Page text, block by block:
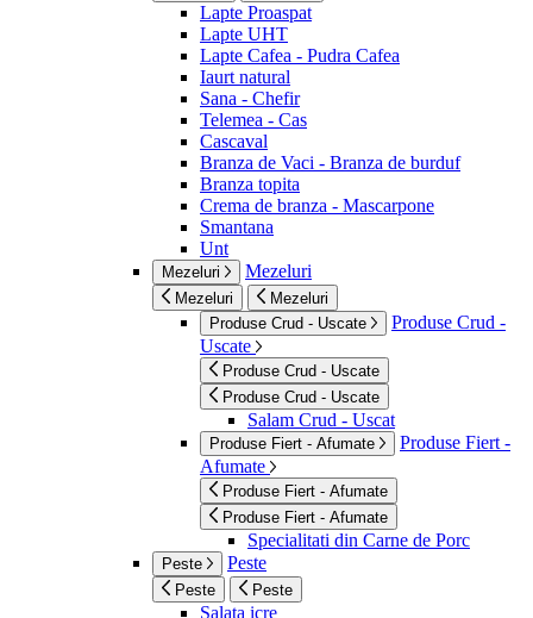
Lapte Proaspat
Lapte UHT
Lapte Cafea - Pudra Cafea
Iaurt natural
Sana - Chefir
Telemea - Cas
Cascaval
Branza de Vaci - Branza de burduf
Branza topita
Crema de branza - Mascarpone
Smantana
Unt
Mezeluri Mezeluri
Mezeluri
Mezeluri
Produse Crud - Uscate
Produse Crud -
Uscate
Produse Crud - Uscate
Produse Crud - Uscate
Salam Crud - Uscat
Produse Fiert - Afumate
Produse Fiert -
Afumate
Produse Fiert - Afumate
Produse Fiert - Afumate
Specialitati din Carne de Porc
Peste Peste
Peste Peste
Salata icre